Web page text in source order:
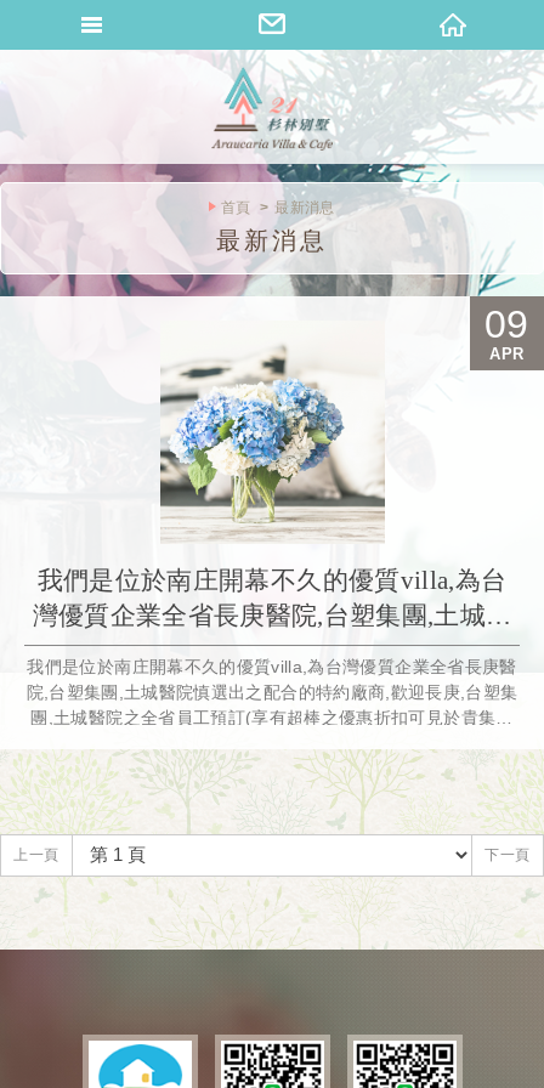
桐花山莊
首頁 最新消息
最新消息
我們是位於南庄開幕不久的優質villa,為台
灣優質企業全省長庚醫院,台塑集團,土城醫
院慎選出之配合的特約廠商,歡迎長庚,台塑
集團,土城醫院之全省員工預訂(享有超棒之
優惠折扣可見於貴集團之福委會官網) 也歡
迎所有喜愛大自然的你假日及平日包棟,我
們是南庄最佳包棟首選哦! 您還在等什麼?想
要享受星級的電梯villa嗎?快洽我們的訂房
我們是位於南庄開幕不久的優質villa,為台灣優質企業全省長庚醫
院,台塑集團,土城醫院慎選出之配合的特約廠商,歡迎長庚,台塑集
團,土城醫院之全省員工預訂(享有超棒之優惠折扣可見於貴集團
是南庄最佳包棟首選哦! 您還在等什麼?想要享受星級的電梯villa
嗎?快洽我們的訂房專線或粉專或掃官網首頁下方QRcode!
09
APR
上一頁 下一頁